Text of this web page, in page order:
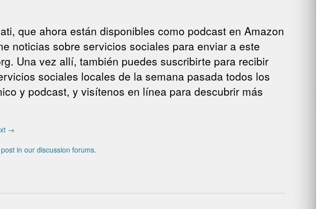
que ahora están disponibles como podcast en Amazon
noticias sobre servicios sociales para enviar a este
Una vez allí, también puedes suscribirte para recibir
sociales locales de la semana pasada todos los
y podcast, y visítenos en línea para descubrir más
→
in our discussion forums.